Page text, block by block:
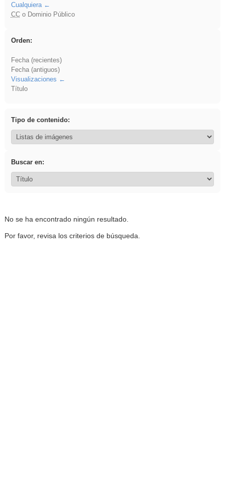
Cualquiera
CCo Dominio Público
Orden:
Fecha (recientes)
Fecha (antiguos)
Visualizaciones
Título
Tipo de contenido:
Buscar en:
No se ha encontrado ningún resultado.
Por favor, revisa los criterios de búsqueda.